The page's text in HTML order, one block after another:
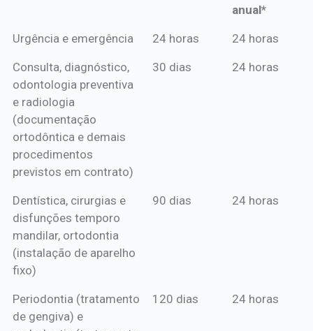
anual*
*Procedimentos Amil
*Pagamento
mensal*
*Pagamento
de crédito
Urgência e emergência 24 horas 24 horas
Consulta, diagnóstico,
odontologia preventiva
e radiologia
(documentação
ortodôntica e demais
procedimentos
previstos em contrato)
30 dias 24 horas
Dentística, cirurgias e
disfunções temporo
mandilar, ortodontia
(instalação de aparelho
fixo)
90 dias 24 horas
Periodontia (tratamento
de gengiva) e
120 dias 24 horas